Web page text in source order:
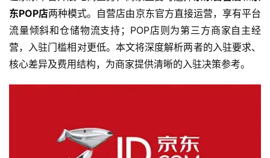
东POP店两种模式。自营店由京东官方直接运营，享有平台
流量倾斜和仓储物流支持；POP店则为第三方商家自主经
营，入驻门槛相对更低。本文将深度解析两者的入驻要求、
核心差异及费用结构，为商家提供清晰的入驻决策参考。